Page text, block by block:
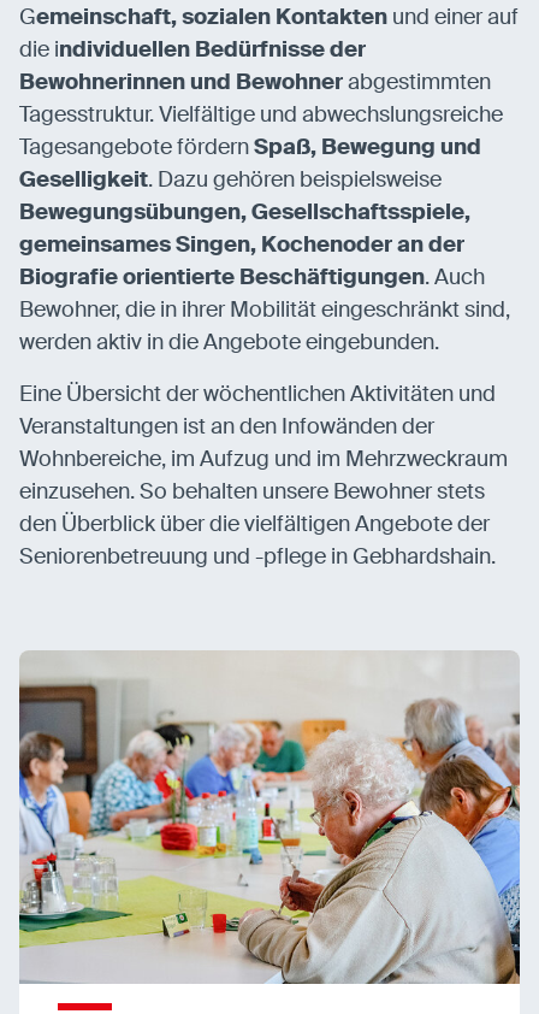
Gemeinschaft, sozialen Kontakten und einer auf
die individuellen Bedürfnisse der
Bewohnerinnen und Bewohnerabgestimmten
Tagesstruktur. Vielfältige und abwechslungsreiche
Tagesangebote fördernSpaß, Bewegung und
Geselligkeit. Dazu gehören beispielsweise
Bewegungsübungen, Gesellschaftsspiele,
gemeinsames Singen, Kochenoder an der
Biografie orientierte Beschäftigungen. Auch
Bewohner, die in ihrer Mobilität eingeschränkt sind,
werden aktiv in die Angebote eingebunden.
Eine Übersicht der wöchentlichen Aktivitäten und
Veranstaltungen ist an den Infowänden der
Wohnbereiche, im Aufzug und im Mehrzweckraum
einzusehen. So behalten unsere Bewohner stets
den Überblick über die vielfältigen Angebote der
Seniorenbetreuung und -pflege in Gebhardshain.